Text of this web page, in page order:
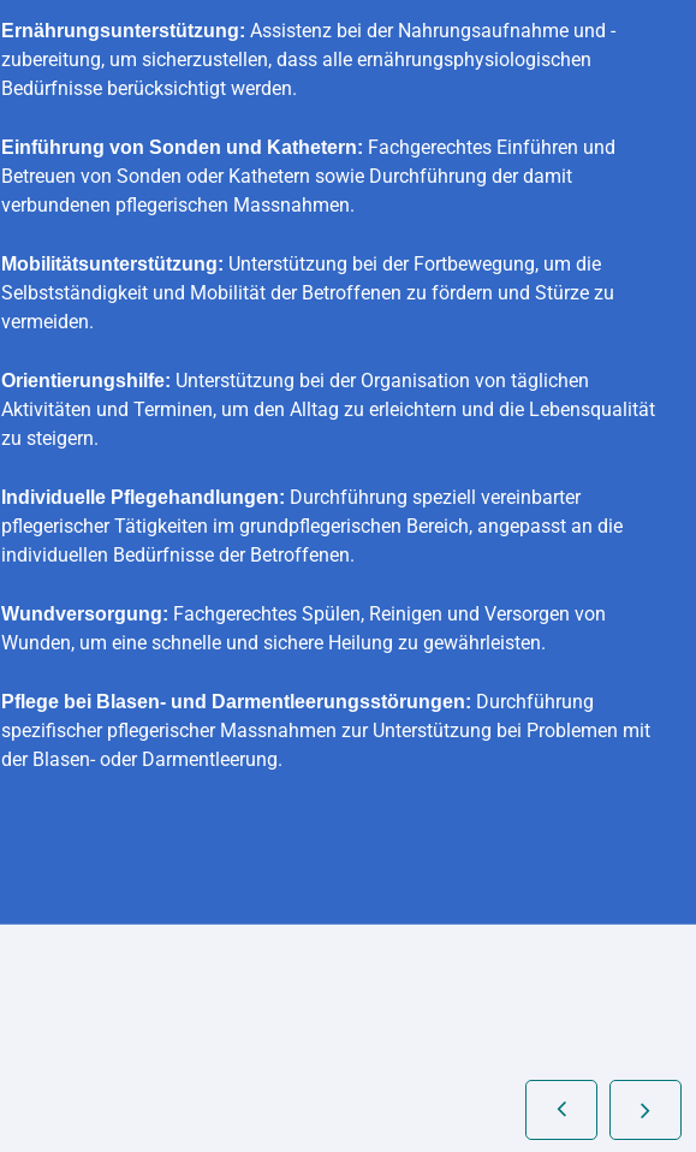
Ernährungsunterstützung: Assistenz bei der Nahrungsaufnahme und -
zubereitung, um sicherzustellen, dass alle ernährungsphysiologischen
Bedürfnisse berücksichtigt werden.
Einführung von Sonden und Kathetern: Fachgerechtes Einführen und
Betreuen von Sonden oder Kathetern sowie Durchführung der damit
verbundenen pflegerischen Massnahmen.
Mobilitätsunterstützung: Unterstützung bei der Fortbewegung, um die
Selbstständigkeit und Mobilität der Betroffenen zu fördern und Stürze zu
vermeiden.
Orientierungshilfe: Unterstützung bei der Organisation von täglichen
Aktivitäten und Terminen, um den Alltag zu erleichtern und die Lebensqualität
zu steigern.
Individuelle Pflegehandlungen: Durchführung speziell vereinbarter
pflegerischer Tätigkeiten im grundpflegerischen Bereich, angepasst an die
individuellen Bedürfnisse der Betroffenen.
Wundversorgung: Fachgerechtes Spülen, Reinigen und Versorgen von
Wunden, um eine schnelle und sichere Heilung zu gewährleisten.
Pflege bei Blasen- und Darmentleerungsstörungen: Durchführung
spezifischer pflegerischer Massnahmen zur Unterstützung bei Problemen mit
der Blasen- oder Darmentleerung.